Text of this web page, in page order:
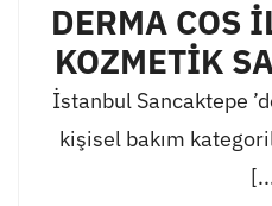
DERMA COS
KOZMETİK
İstanbul Sancaktepe
kişisel bakım